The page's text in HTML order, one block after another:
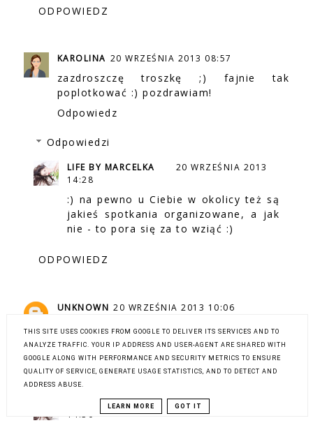
ODPOWIEDZ
KAROLINA 20 WRZEŚNIA 2013 08:57
zazdroszczę troszkę ;) fajnie tak
poplotkować :) pozdrawiam!
Odpowiedz
Odpowiedzi
LIFE BY MARCELKA
20 WRZEŚNIA 2013
14:28
:) na pewno u Ciebie w okolicy też są
jakieś spotkania organizowane, a jak
nie - to pora się za to wziąć :)
ODPOWIEDZ
UNKNOWN 20 WRZEŚNIA 2013 10:06
o szkoda , ze nic nie wiedzialam :(
Odpowiedz
Odpowiedzi
LIFE BY MARCELKA
20 WRZEŚNIA 2013
14:30
THIS SITE USES COOKIES FROM GOOGLE TO DELIVER ITS SERVICES AND TO
ANALYZE TRAFFIC. YOUR IP ADDRESS AND USER-AGENT ARE SHARED WITH
GOOGLE ALONG WITH PERFORMANCE AND SECURITY METRICS TO ENSURE
QUALITY OF SERVICE, GENERATE USAGE STATISTICS, AND TO DETECT AND
ADDRESS ABUSE.
LEARN MORE GOT IT